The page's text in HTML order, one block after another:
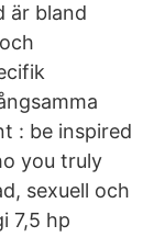
är bland
: be inspired
you truly
sexuell och
7,5 hp